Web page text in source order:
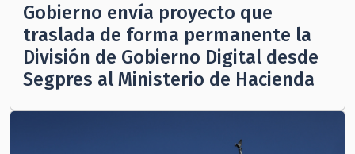
Gobierno envía proyecto que
traslada de forma permanente la
División de Gobierno Digital desde
Segpres al Ministerio de Hacienda